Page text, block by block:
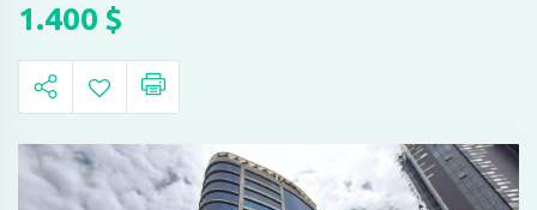
1.400 $